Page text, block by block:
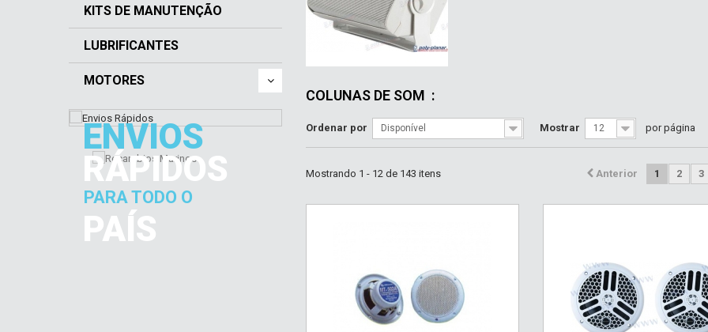
KITS DE MANUTENÇÃO
LUBRIFICANTES
MOTORES
ENVIOS
RÁPIDOS
PARA TODO O
PAÍS
COLUNAS DE SOM :
Ordenar por Disponível Mostrar 12 por página
Anterior 1 2 3
Mostrando 1 - 12 de 143 itens